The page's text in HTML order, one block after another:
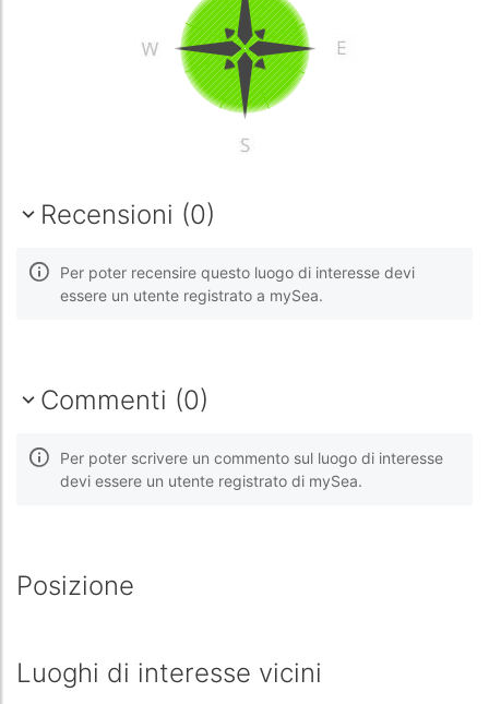
Recensioni (0)
Per poter recensire questo luogo di interesse devi
essere un utente registrato a mySea.
Commenti (0)
Per poter scrivere un commento sul luogo di interesse
devi essere un utente registrato di mySea.
Posizione
Luoghi di interesse vicini